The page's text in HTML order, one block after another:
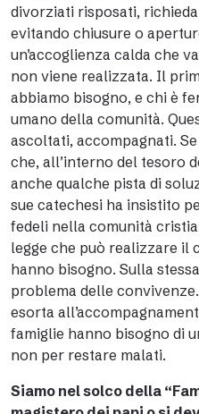
divorziati risposati,
evitando chiusure o
un’accoglienza calda che
non viene realizzata. Il
abbiamo bisogno, e chi è
umano della comunità.
ascoltati, accompagnati.
che, all’interno del tesoro
anche qualche pista di
sue catechesi ha insistito
fedeli nella comunità
legge che può realizzare il
hanno bisogno. Sulla
problema delle
esorta
famiglie hanno bisogno di
non per restare malati.
Siamo nel solco della